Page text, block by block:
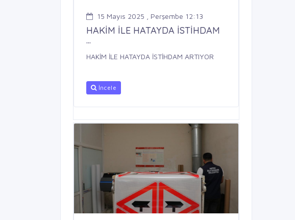
15 Mayıs 2025 , Perşembe 12:13
HAKİM İLE HATAYDA İSTİHDAM
...
HAKİM İLE HATAYDA İSTİHDAM ARTIYOR
İncele